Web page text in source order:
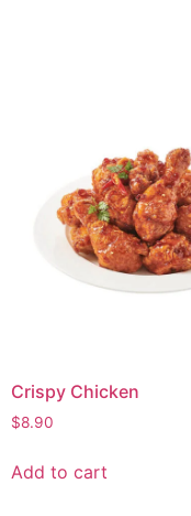
Crispy Chicken
$8.90
Add to cart